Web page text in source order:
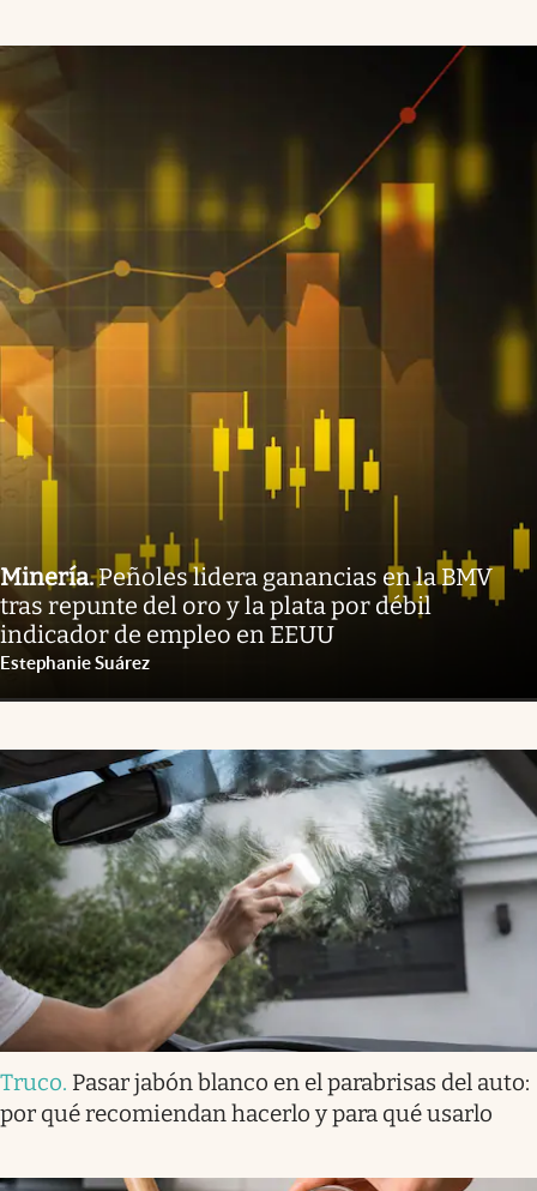
Minería.Peñoles lidera ganancias en la BMV
tras repunte del oro y la plata por débil
indicador de empleo en EEUU
Estephanie Suárez
Truco. Pasar jabón blanco en el parabrisas del auto:
por qué recomiendan hacerlo y para qué usarlo